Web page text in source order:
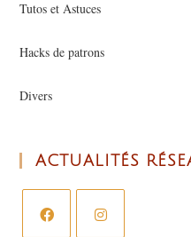
Tutos et Astuces
Hacks de patrons
Divers
ACTUALITÉS